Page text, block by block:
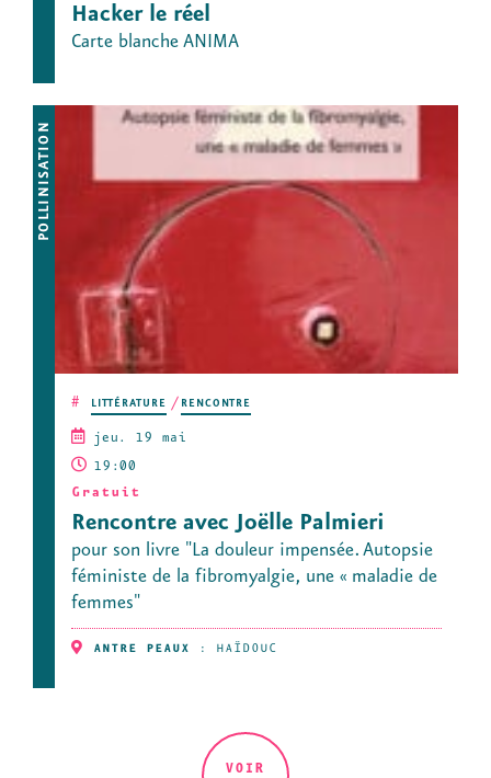
Hacker le réel
Carte blanche ANIMA
POLLINISATION
# LITTÉRATURE RENCONTRE
jeu. 19 mai
19:00
Gratuit
Rencontre avec Joëlle Palmieri
pour son livre "La douleur impensée. Autopsie
féministe de la fibromyalgie, une « maladie de
femmes"
ANTRE PEAUX : HAÏDOUC
VOIR